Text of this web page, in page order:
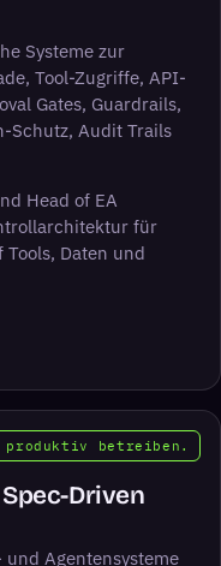
Systeme zur
Tool-Zugriffe, API-
Gates, Guardrails,
Schutz, Audit Trails
Head of EA
für
Daten und
neuem Tab)
produktiv betreiben.
Driven
Agentensysteme